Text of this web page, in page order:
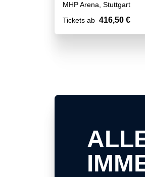
MHP Arena, Stuttgart
Tickets ab 416,50 €